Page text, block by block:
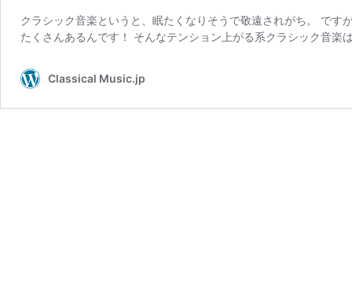
クラシック音楽というと、眠たくなりそうで敬遠されがち。 で
たくさんあるんです！ そんなテンション上がる系クラシック音
Classical Music.jp